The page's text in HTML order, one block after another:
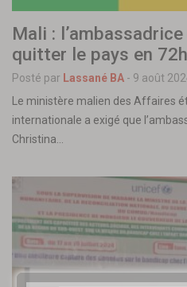
Mali :
quitter le pays en 72h
Posté par Lassané BA - 9 août
Le ministère malien des Affaires
internationale a exigé que
Christina…